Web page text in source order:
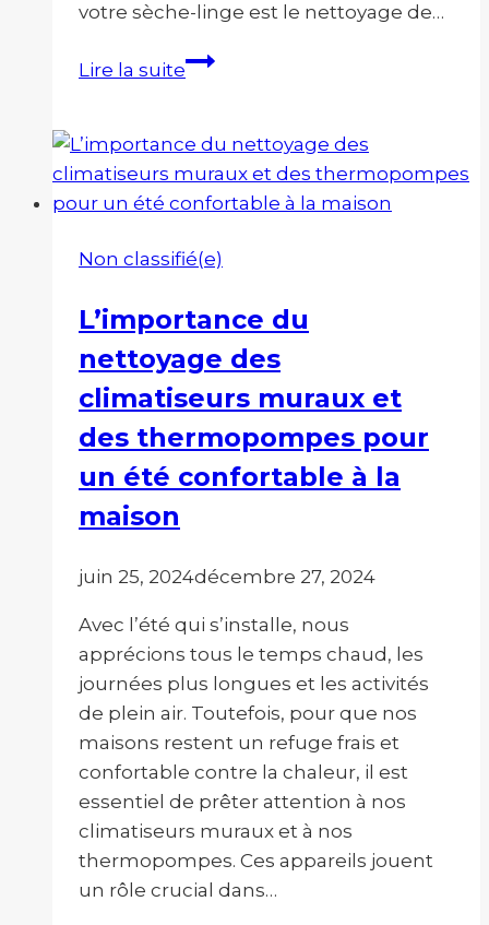
votre sèche-linge est le nettoyage de…
Lire la suiteÀ
devriez-
vous
faire
nettoyage
conduit
de
Non classifié(e)
L’importance du
nettoyage des
climatiseurs muraux et
des thermopompes pour
un été confortable à la
maison
juin 25, 2024décembre 27, 2024
Avec l’été qui s’installe, nous
apprécions tous le temps chaud, les
journées plus longues et les activités
de plein air. Toutefois, pour que nos
maisons restent un refuge frais et
confortable contre la chaleur, il est
essentiel de prêter attention à nos
climatiseurs muraux et à nos
thermopompes. Ces appareils jouent
un rôle crucial dans…